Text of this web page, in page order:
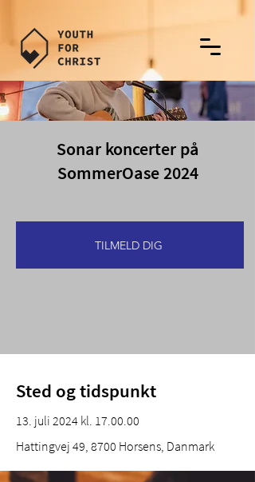
Sonar koncerter på
SommerOase 2024
TILMELD DIG
Sted og tidspunkt
13. juli 2024 kl. 17.00.00
Hattingvej 49, 8700 Horsens, Danmark